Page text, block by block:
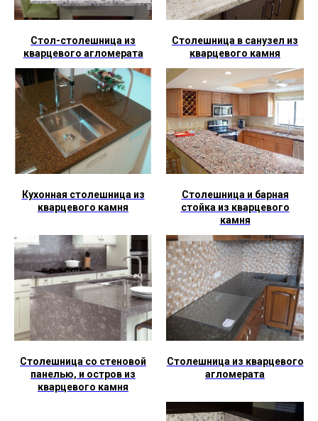
Стол-столешница из
кварцевого агломерата
Столешница в санузел из
кварцевого камня
Кухонная столешница из
кварцевого камня
Столешница и барная
стойка из кварцевого
камня
Столешница со стеновой
панелью, и остров из
кварцевого камня
Столешница из кварцевого
агломерата